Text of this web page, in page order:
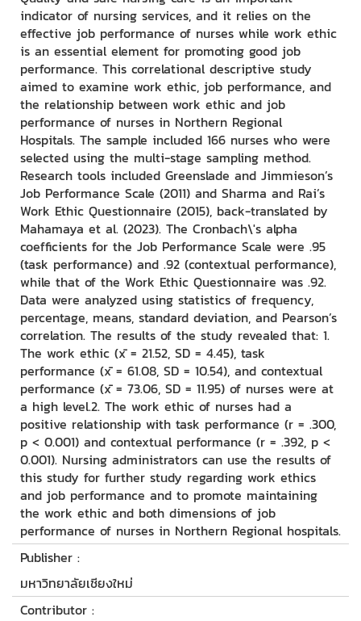
indicator of nursing services, and it relies on the
effective job performance of nurses while work ethic
is an essential element for promoting good job
performance. This correlational descriptive study
aimed to examine work ethic, job performance, and
the relationship between work ethic and job
performance of nurses in Northern Regional
Hospitals. The sample included 166 nurses who were
selected using the multi-stage sampling method.
Research tools included Greenslade and Jimmieson’s
Job Performance Scale (2011) and Sharma and Rai’s
Work Ethic Questionnaire (2015), back-translated by
Mahamaya et al. (2023). The Cronbach\'s alpha
coefficients for the Job Performance Scale were .95
(task performance) and .92 (contextual performance),
while that of the Work Ethic Questionnaire was .92.
Data were analyzed using statistics of frequency,
percentage, means, standard deviation, and Pearson’s
correlation. The results of the study revealed that: 1.
The work ethic (x̄ = 21.52, SD = 4.45), task
performance (x̄ = 61.08, SD = 10.54), and contextual
performance (x̄ = 73.06, SD = 11.95) of nurses were at
a high level.2. The work ethic of nurses had a
positive relationship with task performance (r = .300,
p < 0.001) and contextual performance (r = .392, p <
0.001). Nursing administrators can use the results of
this study for further study regarding work ethics
and job performance and to promote maintaining
the work ethic and both dimensions of job
performance of nurses in Northern Regional hospitals.
Publisher :
มหาวิทยาลัยเชียงใหม่
Contributor :